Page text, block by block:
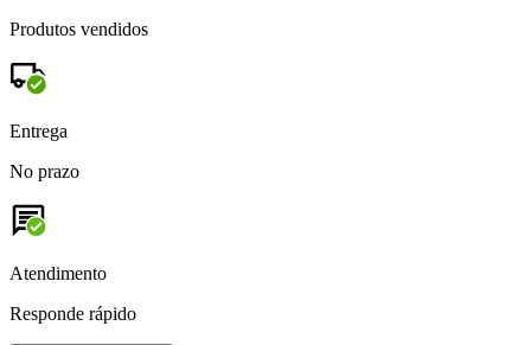
Produtos vendidos
Entrega
No prazo
Atendimento
Responde rápido